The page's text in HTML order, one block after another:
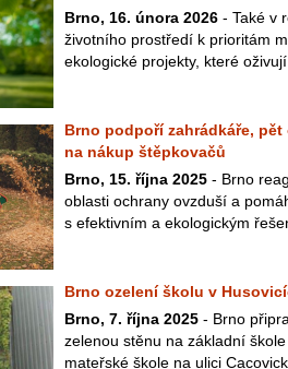
Brno, 16. února 2026 - Také v
životního prostředí k prioritám
ekologické projekty, které
Brno podpoří zahrádkáře,
na nákup štěpkovačů
Brno, 15. října 2025 - Brno
oblasti ochrany ovzduší a
s efektivním a ekologickým
Brno ozelení školu v
Brno, 7. října 2025 - Brno
zelenou stěnu na základní
mateřské škole na ulici